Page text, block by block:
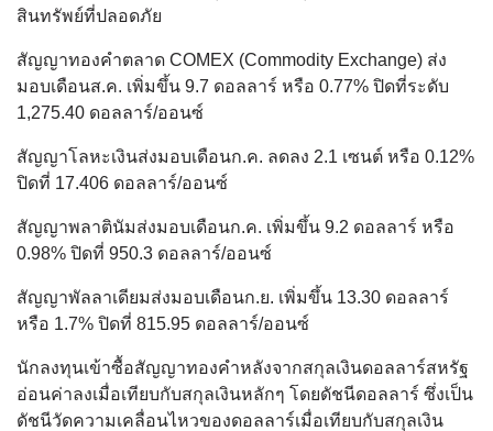
สินทรัพย์ที่ปลอดภัย
สัญญาทองคำตลาด COMEX (Commodity Exchange) ส่ง
มอบเดือนส.ค. เพิ่มขึ้น 9.7 ดอลลาร์ หรือ 0.77% ปิดที่ระดับ
1,275.40 ดอลลาร์/ออนซ์
สัญญาโลหะเงินส่งมอบเดือนก.ค. ลดลง 2.1 เซนต์ หรือ 0.12%
ปิดที่ 17.406 ดอลลาร์/ออนซ์
สัญญาพลาตินัมส่งมอบเดือนก.ค. เพิ่มขึ้น 9.2 ดอลลาร์ หรือ
0.98% ปิดที่ 950.3 ดอลลาร์/ออนซ์
สัญญาพัลลาเดียมส่งมอบเดือนก.ย. เพิ่มขึ้น 13.30 ดอลลาร์
หรือ 1.7% ปิดที่ 815.95 ดอลลาร์/ออนซ์
นักลงทุนเข้าซื้อสัญญาทองคำหลังจากสกุลเงินดอลลาร์สหรัฐ
อ่อนค่าลงเมื่อเทียบกับสกุลเงินหลักๆ โดยดัชนีดอลลาร์ ซึ่งเป็น
ดัชนีวัดความเคลื่อนไหวของดอลลาร์เมื่อเทียบกับสกุลเงิน